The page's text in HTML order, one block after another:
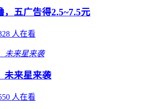
，五广告得2.5~7.5元
人在看
未来星来袭
人在看